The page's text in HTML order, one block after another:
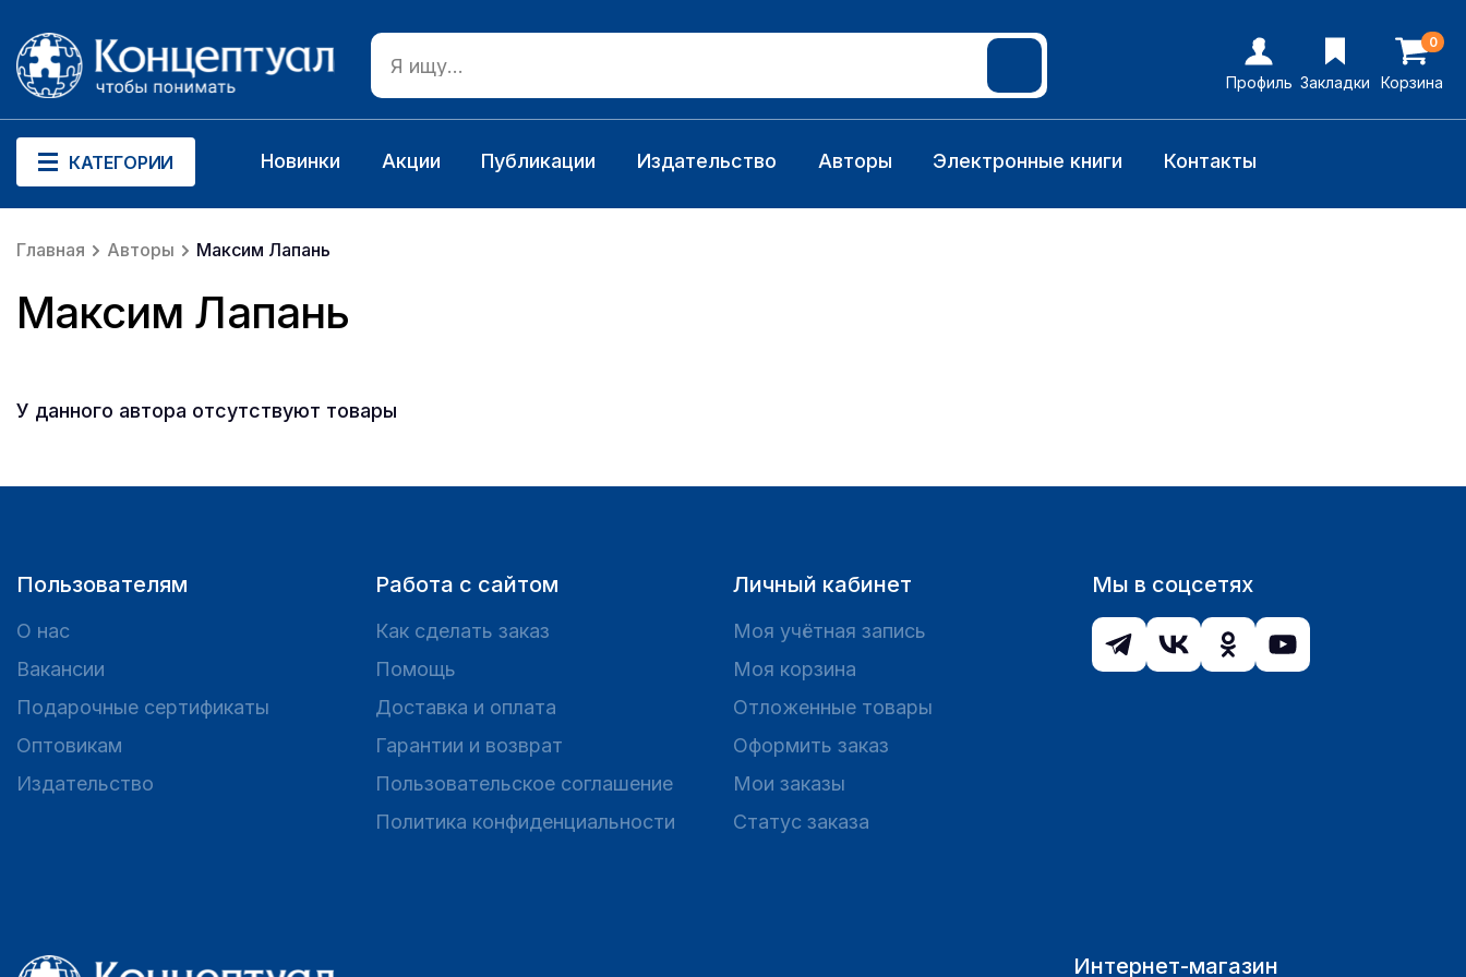
Профиль Закладки
0
Корзина
КАТЕГОРИИ Новинки Акции Публикации Издательство Авторы Электронные книги Контакты
Главная Авторы Максим Лапань
Максим Лапань
У данного автора отсутствуют товары
Пользователям
О нас
Вакансии
Подарочные сертификаты
Оптовикам
Издательство
Работа с сайтом
Как сделать заказ
Помощь
Доставка и оплата
Гарантии и возврат
Пользовательское соглашение
Политика конфиденциальности
Личный кабинет
Моя учётная запись
Моя корзина
Отложенные товары
Оформить заказ
Мои заказы
Статус заказа
Мы в соцсетях
Интернет-магазин